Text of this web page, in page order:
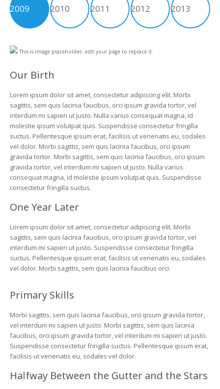
2009 2010 2011 2012 2013
This is image placeholder, edit your page to replace it.
Our Birth
Lorem ipsum dolor sit amet, consectetur adipiscing elit. Morbi
sagittis, sem quis lacinia faucibus, orci ipsum gravida tortor, vel
interdum mi sapien ut justo. Nulla varius consequat magna, id
molestie ipsum volutpat quis. Suspendisse consectetur fringilla
suctus. Pellentesque ipsum erat, facilisis ut venenatis eu, sodales
vel dolor. Morbi sagittis, sem quis lacinia faucibus, orci ipsum
gravida tortor. Morbi sagittis, sem quis lacinia faucibus, orci ipsum
gravida tortor, vel interdum mi sapien ut justo. Nulla varius
consequat magna, id molestie ipsum volutpat quis. Suspendisse
consectetur fringilla suctus.
One Year Later
Lorem ipsum dolor sit amet, consectetur adipiscing elit. Morbi
sagittis, sem quis lacinia faucibus, orci ipsum gravida tortor, vel
interdum mi sapien ut justo. Suspendisse consectetur fringilla
suctus. Pellentesque ipsum erat, facilisis ut venenatis eu, sodales
vel dolor. Morbi sagittis, sem quis lacinia faucibus orci.
Primary Skills
Morbi sagittis, sem quis lacinia faucibus, orci ipsum gravida tortor,
vel interdum mi sapien ut justo. Morbi sagittis, sem quis lacinia
faucibus, orci ipsum gravida tortor, vel interdum mi sapien ut justo.
Suspendisse consectetur fringilla suctus. Pellentesque ipsum erat,
facilisis ut venenatis eu, sodales vel dolor.
Halfway Between the Gutter and the Stars